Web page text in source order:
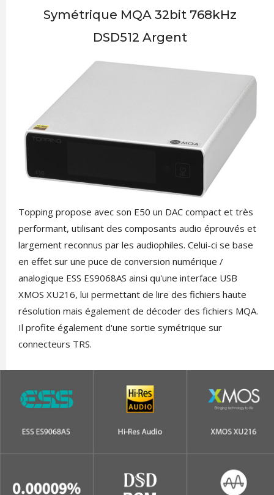
Symétrique MQA 32bit 768kHz
DSD512 Argent
Topping propose avec son E50 un DAC compact et très
performant, utilisant des composants audio éprouvés et
largement reconnus par les audiophiles. Celui-ci se base
en effet sur une puce de conversion numérique /
analogique ESS ES9068AS ainsi qu'une interface USB
XMOS XU216, lui permettant de lire des fichiers haute
résolution mais également de décoder des fichiers MQA.
Il profite également d'une sortie symétrique sur
connecteurs TRS.